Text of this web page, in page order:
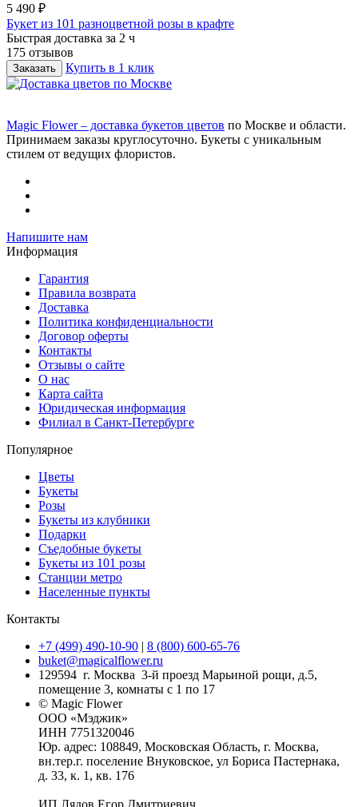
5 490 ₽
Букет из 101 разноцветной розы в крафте
Быстрая доставка за 2 ч
175 отзывов
Заказать Купить в 1 клик
Magic Flower – доставка букетов цветов по Москве и области.
Принимаем заказы круглосуточно. Букеты с уникальным
стилем от ведущих флористов.
Напишите нам
Информация
Гарантия
Правила возврата
Доставка
Политика конфиденциальности
Договор оферты
Контакты
Отзывы о сайте
О нас
Карта сайта
Юридическая информация
Филиал в Санкт-Петербурге
Популярное
Цветы
Букеты
Розы
Букеты из клубники
Подарки
Съедобные букеты
Букеты из 101 розы
Станции метро
Населенные пункты
Контакты
+7 (499) 490-10-90 | 8 (800) 600-65-76
buket@magicalflower.ru
129594 г. Москва 3-й проезд Марьиной рощи, д.5,
помещение 3, комнаты с 1 по 17
© Magic Flower
ООО «Мэджик»
ИНН 7751320046
Юр. адрес: 108849, Московская Область, г. Москва,
вн.тер.г. поселение Внуковское, ул Бориса Пастернака,
д. 33, к. 1, кв. 176
ИП Лядов Егор Дмитриевич